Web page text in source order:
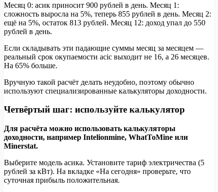
Месяц 0: асик приносит 900 рублей в день. Месяц 1:
сложность выросла на 5%, теперь 855 рублей в день. Месяц 2:
ещё на 5%, остаток 813 рублей. Месяц 12: доход упал до 550
рублей в день.
Если складывать эти падающие суммы месяц за месяцем —
реальный срок окупаемости асic выходит не 16, а 26 месяцев.
На 65% больше.
Вручную такой расчёт делать неудобно, поэтому обычно
используют специализированные калькуляторы доходности.
Четвёртый шаг: используйте калькулятор
Для расчёта можно использовать калькуляторы
доходности, например Intelionmine, WhatToMine или
Minerstat.
Выберите модель асика. Установите тариф электричества (5
рублей за кВт). На вкладке «На сегодня» проверьте, что
суточная прибыль положительная.